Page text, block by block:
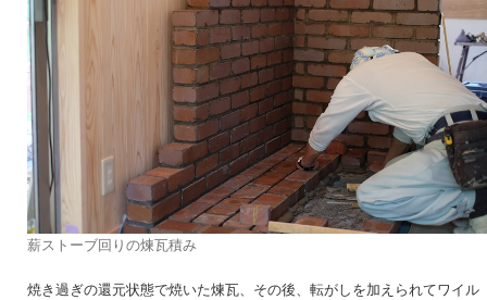
薪ストーブ回りの煉瓦積み
焼き過ぎの還元状態で焼いた煉瓦、その後、転がしを加えられてワイル